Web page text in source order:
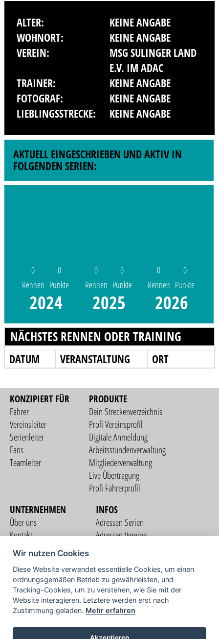
ALTER:
KEINE ANGABE
WOHNORT:
KEINE ANGABE
VEREIN:
MSG SULINGER LAND
E.V. IM ADAC
TRAINER:
KEINE ANGABE
FOTOGRAF:
KEINE ANGABE
LIEBLINGSSTRECKE:
KEINE ANGABE
AKTUELL EINGESCHRIEBEN UND AKTIV IN
FOLGENDEN SERIEN:
0
Rennen
0
Punkte
2024
0
Rennen
0
Punkte
2025
0
Rennen
0
Punkte
2026
NÄCHSTES RENNEN ODER TRAINING
DATUM VERANSTALTUNG ORT
KONZIPIERT FÜR
Fahrer
Vereinsleiter
Serienleiter
Fans
Teamleiter
PRODUKTE
Dein Streckenverzeichnis
Profi Vereinsprofil
Digitale Anmeldung
Arbeitsstundenverwaltung
Mitgliederverwaltung
Live Übertragung
Profi Fahrerprofil
UNTERNEHMEN
Über uns
Kontakt
Nutzungsbedingungen
Datenschutzerklärung
Impressum
INFOS
Adressen Serien
Adressen Vereine
COMMUNITY
TV
Wir nutzen Cookies
Diese Website verwendet essentielle Cookies, um einen
ordnungsgemäßen Betrieb zu gewährleisten, und
Tracking-Cookies, um zu verstehen, wie Sie mit der
Website interagieren. Letztere werden erst nach
Zustimmung geladen. Mehr erfahren